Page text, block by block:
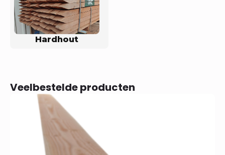
Hardhout
Veelbestelde producten